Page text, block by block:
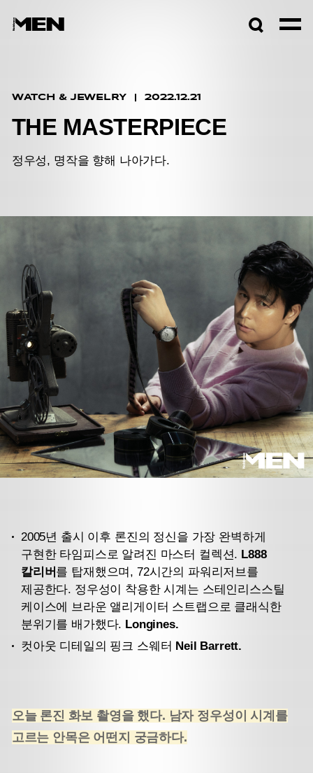
WATCH & JEWELRY 2022.12.21
THE MASTERPIECE
정우성, 명작을 향해 나아가다.
2005년 출시 이후 론진의 정신을 가장 완벽하게
구현한 타임피스로 알려진 마스터 컬렉션. L888
칼리버를 탑재했으며, 72시간의 파워리저브를
제공한다. 정우성이 착용한 시계는 스테인리스스틸
케이스에 브라운 앨리게이터 스트랩으로 클래식한
분위기를 배가했다. Longines.
컷아웃 디테일의 핑크 스웨터 Neil Barrett.
오늘 론진 화보 촬영을 했다. 남자 정우성이 시계를
고르는 안목은 어떤지 궁금하다.